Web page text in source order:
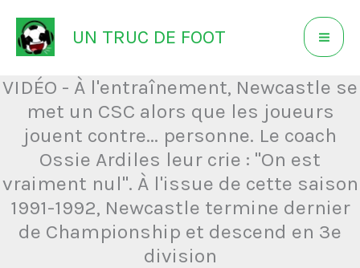
Aller
au
contenu
UN TRUC DE FOOT
VIDÉO - À l'entraînement, Newcastle se
met un CSC alors que les joueurs
jouent contre... personne. Le coach
Ossie Ardiles leur crie : "On est
vraiment nul". À l'issue de cette saison
1991-1992, Newcastle termine dernier
de Championship et descend en 3e
division